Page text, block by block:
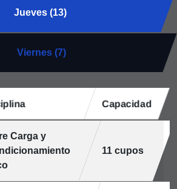
Jueves (13)
Viernes (7)
Capacidad
Carga y
11 cupos